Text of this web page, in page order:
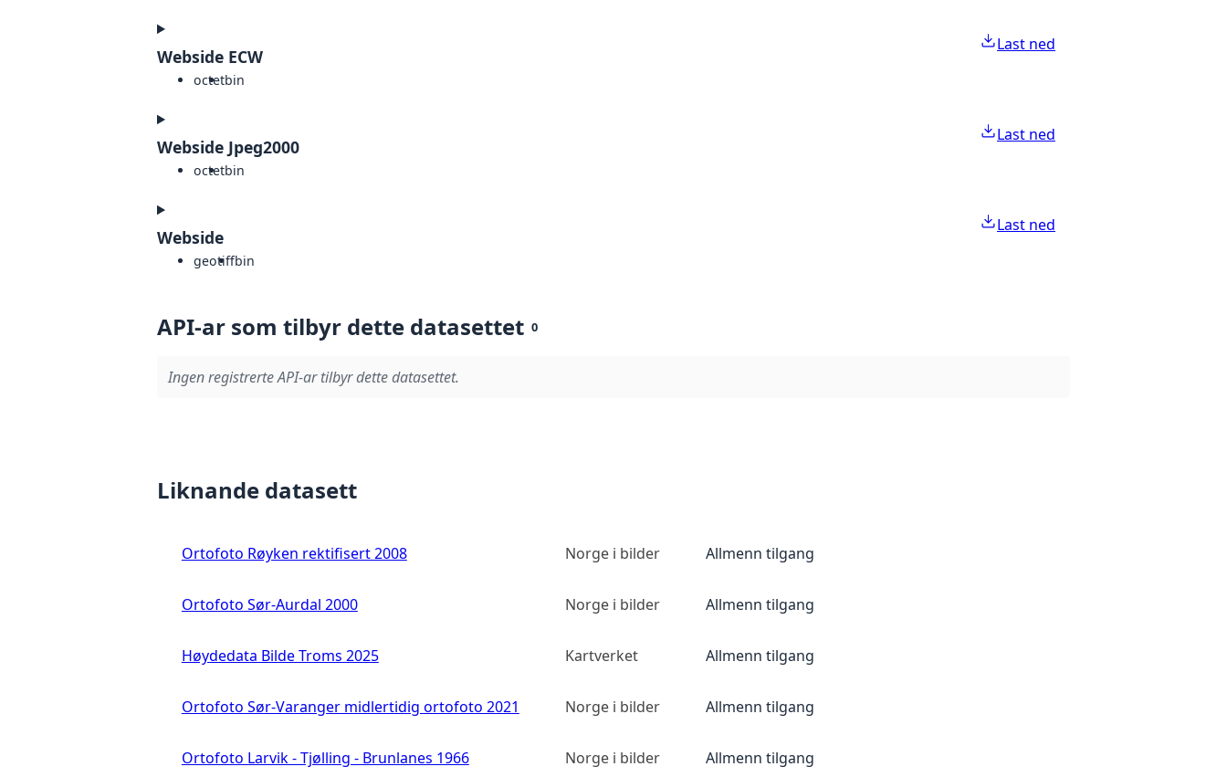
Webside ECW
octetbin
Last ned
Webside Jpeg2000
octetbin
Last ned
Webside
geotiffbin
Last ned
API-ar som tilbyr dette datasettet 0
Ingen registrerte API-ar tilbyr dette datasettet.
Liknande datasett
Ortofoto Røyken rektifisert 2008 Norge i bilder Allmenn tilgang
Ortofoto Sør-Aurdal 2000 Norge i bilder Allmenn tilgang
Høydedata Bilde Troms 2025 Kartverket Allmenn tilgang
Ortofoto Sør-Varanger midlertidig ortofoto 2021 Norge i bilder Allmenn tilgang
Ortofoto Larvik - Tjølling - Brunlanes 1966 Norge i bilder Allmenn tilgang